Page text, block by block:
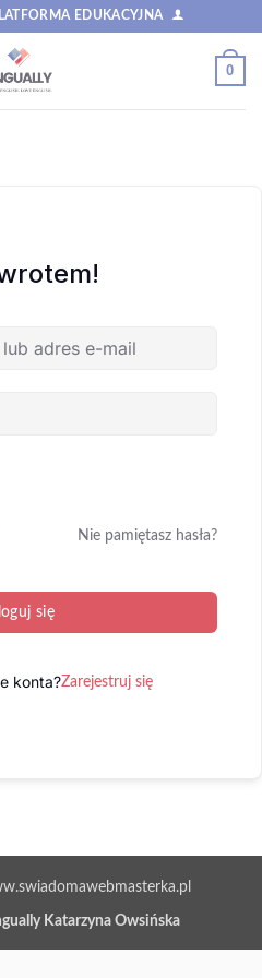
EDUKACYJNA
0
Nie pamiętasz hasła?
się
konta?Zarejestruj się
Katarzyna Owsińska